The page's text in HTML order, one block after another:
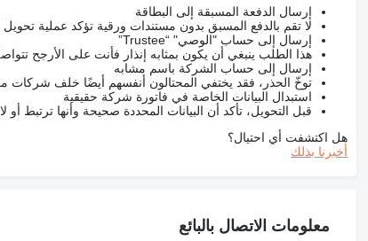
إرسال الدفعة المسبقة إلى البطاقة
لا تقم بالدفع المسبق بدون مستندات ورقية تؤكد عملية
إرسال إلى حساب "الوصي" “Trustee”
هذا الطلب ينبغي أن يكون بمثابه إنذار فأنت على الأرجح
إرسال إلى حساب الشركة باسم مشابه
توخّ الحذر، فقد يختفي المحتالون أنفسهم أيضًا خلف شركات
استبدال البيانات الخاصة في فاتورة شركة حقيقية
قبل التحويل، تأكد أن البيانات المحددة صحيحة وأنها ترتبط أو
هل اكتشفت أي احتيال؟
أخبرنا بذلك
معلومات الاتصال بالبائع